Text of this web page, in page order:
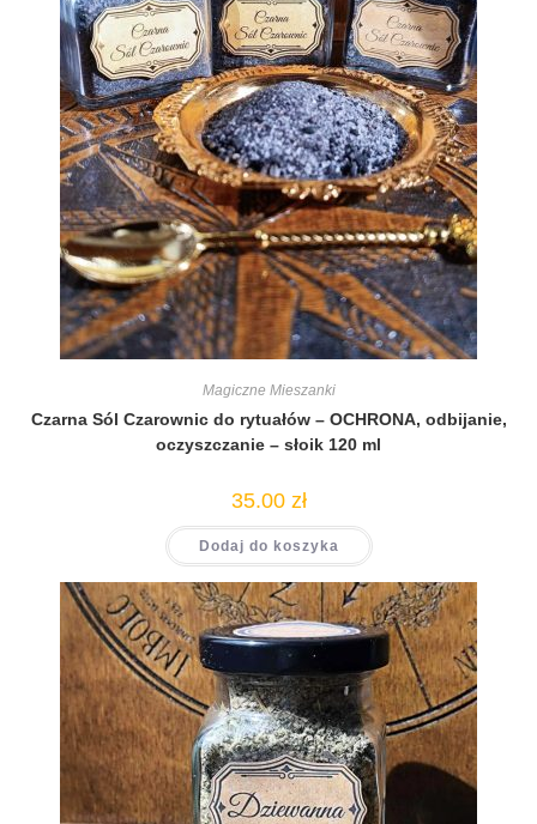
Magiczne Mieszanki
Czarna Sól Czarownic do rytuałów – OCHRONA, odbijanie,
oczyszczanie – słoik 120 ml
35.00 zł
Dodaj do koszyka